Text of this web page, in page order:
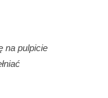
na pulpicie